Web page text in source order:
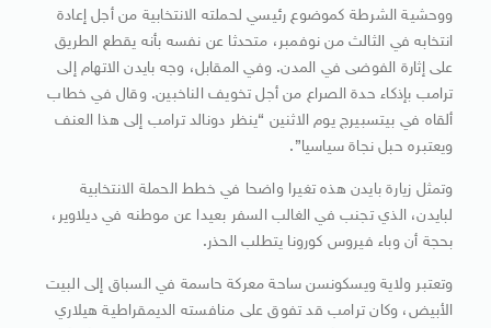
ووحشية الشرطة كموضوع رئيسي لحملته الانتخابية من أجل إعادة
انتخابه في الثالث من نوفمبر، متحدثا عن نفسه بأنه يقطع الطريق
على إثارة الفوضى في المدن. وفي المقابل، وجه بايدن الاتهام إلى
ترامب بإذكاء حدة الصراع من أجل تخويف الناخبين. وقال في خطاب
ألقاه في بيتسبيرج يوم الاثنين “ينظر دونالد ترامب إلى هذا العنف
ويعتبره حبل نجاة سياسيا”.
وتمثل زيارة بايدن هذه تغيرا واضحا في خطط الحملة الانتخابية
لبايدن، الذي تجنب في الغالب السفر بعيدا عن موطنه في ديلاوير،
بحجة أن وباء فيروس كورونا يتطلب الحذر.
وتعتبر ولاية ويسكونسن ساحة معركة حاسمة في السباق إلى البيت
الأبيض، وكان ترامب قد تفوق على منافسته الديمقراطية هيلاري